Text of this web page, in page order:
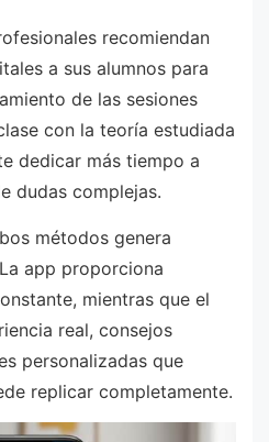
recomiendan
a sus alumnos para
de las sesiones
con la teoría estudiada
dedicar más tiempo a
dudas complejas.
métodos genera
app proporciona
mientras que el
real, consejos
personalizadas que
replicar completamente.